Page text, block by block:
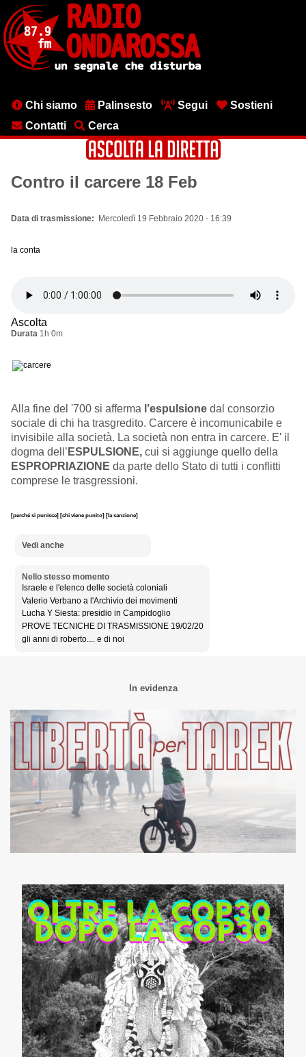
contenuto
principale
MenuChi siamo Palinsesto Segui
Sostieni
Contatti
Cerca
Contro il carcere 18 Feb
Data di trasmissione Mercoledì 19 Febbraio 2020 - 16:39
la conta
Ascolta
Durata 1h 0m
Alla fine del '700 si afferma l’espulsione dal consorzio
sociale di chi ha trasgredito. Carcere è incomunicabile e
invisibile alla società. La società non entra in carcere. E' il
dogma dell’ ESPULSIONE, cui si aggiunge quello della
ESPROPRIAZIONE da parte dello Stato di tutti i conflitti
comprese le trasgressioni.
[perché si punisce] [chi viene punito] [la sanzione]
Vedi anche
Nello stesso momento
Israele e l'elenco delle società coloniali
Valerio Verbano a l'Archivio dei movimenti
Lucha Y Siesta: presidio in Campidoglio
PROVE TECNICHE DI TRASMISSIONE 19/02/20
gli anni di roberto.... e di noi
In evidenza